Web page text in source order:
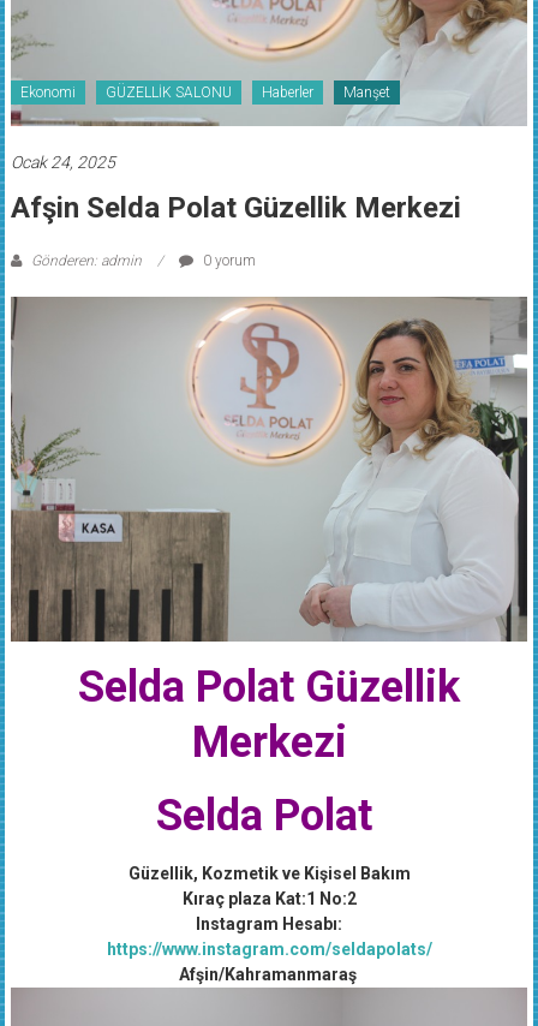
Ekonomi GÜZELLİK SALONU Haberler Manşet
Afşin Selda Polat Güzellik Merkezi
Selda Polat Güzellik
Merkezi
Selda Polat
Kıraç plaza Kat:1 No:2
Instagram Hesabı:
https://www.instagram.com/seldapolats/
Afşin/Kahramanmaraş